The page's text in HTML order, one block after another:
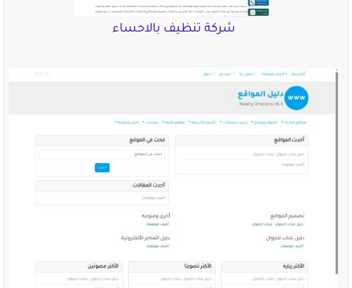
شركة تنظيف بالاحساء